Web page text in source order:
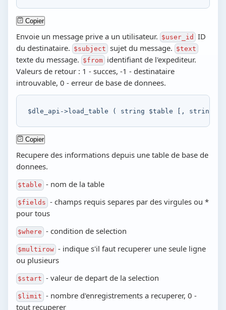
Copier
Envoie un message prive a un utilisateur. $user_id
ID
du destinataire. $subject sujet du message. $text
texte du message. $from identifiant de l'expediteur.
Valeurs de retour : 1 - succes, -1 - destinataire
introuvable, 0 - erreur de base de donnees.
$dle_api ->load_table ( string $table , string
Copier
Recupere des informations depuis une table de base de
donnees.
$table - nom de la table
$fields - champs requis separes par des virgules ou *
pour tous
$where - condition de selection
$multirow - indique s'il faut recuperer une seule ligne
ou plusieurs
$start - valeur de depart de la selection
$limit - nombre d'enregistrements a recuperer, 0 -
tout recuperer